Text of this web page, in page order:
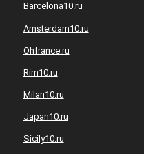
Barcelona10.ru
Amsterdam10.ru
Ohfrance.ru
Rim10.ru
Milan10.ru
Japan10.ru
Sicily10.ru